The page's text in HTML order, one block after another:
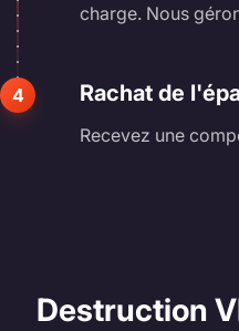
charge. Nous
4 Rachat de
Recevez une
Destruction